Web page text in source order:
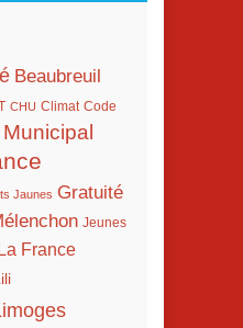
Beaubreuil
CHU Climat Code
Jaunes Gratuité
Jeunes
France